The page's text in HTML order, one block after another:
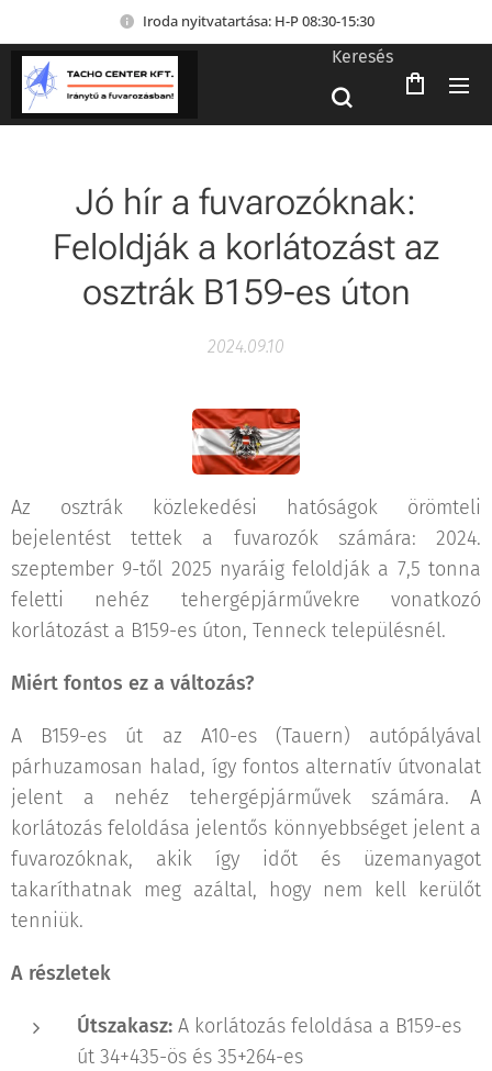
Iroda nyitvatartása: H-P 08:30-15:30
Keresés
Jó hír a fuvarozóknak:
Feloldják a korlátozást az
osztrák B159-es úton
2024.09.10
Az osztrák közlekedési hatóságok örömteli
bejelentést tettek a fuvarozók számára: 2024.
szeptember 9-től 2025 nyaráig feloldják a 7,5 tonna
feletti nehéz tehergépjárművekre vonatkozó
korlátozást a B159-es úton, Tenneck településnél.
Miért fontos ez a változás?
A B159-es út az A10-es (Tauern) autópályával
párhuzamosan halad, így fontos alternatív útvonalat
jelent a nehéz tehergépjárművek számára. A
korlátozás feloldása jelentős könnyebbséget jelent a
fuvarozóknak, akik így időt és üzemanyagot
takaríthatnak meg azáltal, hogy nem kell kerülőt
tenniük.
A részletek
Útszakasz: A korlátozás feloldása a B159-es
út 34+435-ös és 35+264-es